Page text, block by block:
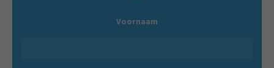
Voornaam